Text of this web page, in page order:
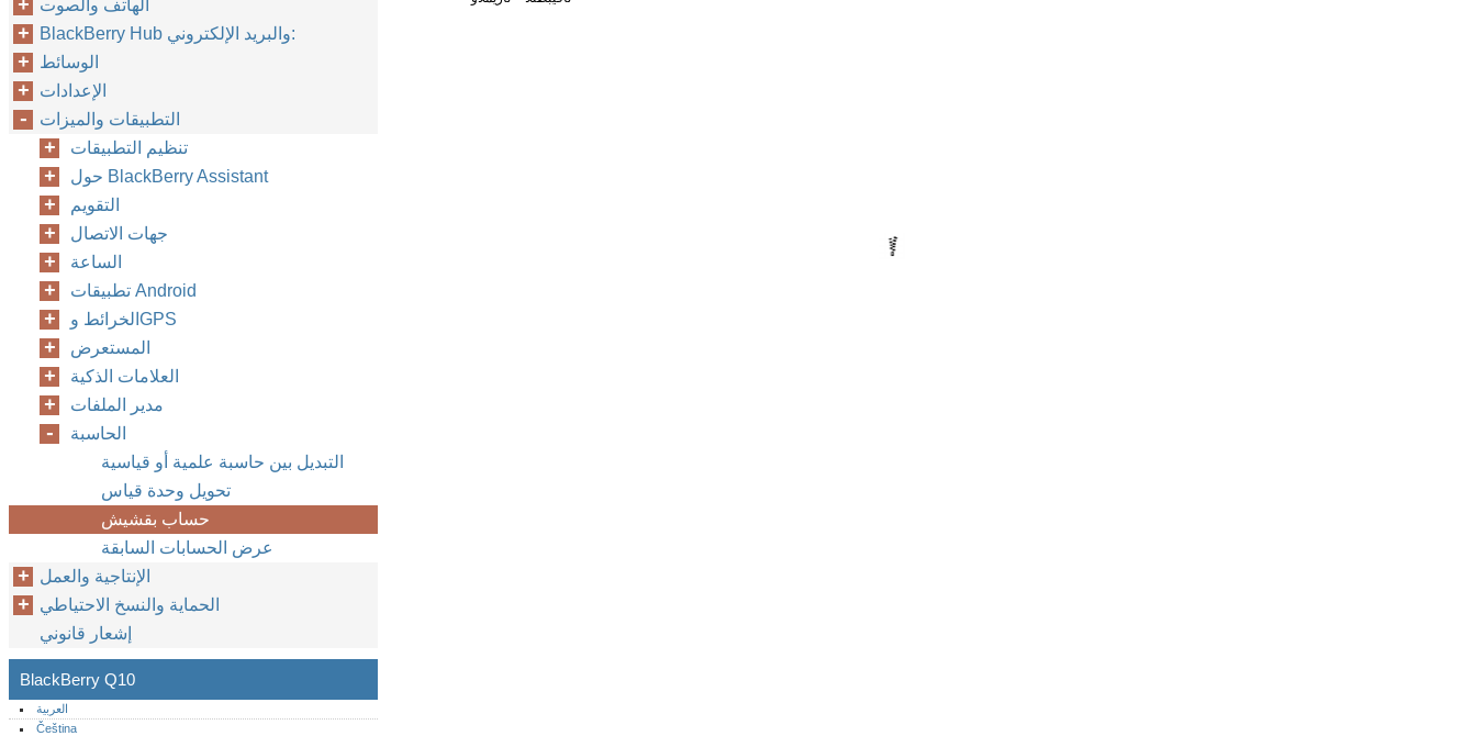
الهاتف والصوت
BlackBerry Hub والبريد الإلكتروني:
الوسائط
الإعدادات
التطبيقات والميزات
تنظيم التطبيقات
حول BlackBerry Assistant
التقويم
جهات الاتصال
الساعة
تطبيقات Android
الخرائط وGPS
المستعرض
العلامات الذكية
مدير الملفات
الحاسبة
التبديل بين حاسبة علمية أو قياسية
تحويل وحدة قياس
حساب بقشيش
عرض الحسابات السابقة
الإنتاجية والعمل
الحماية والنسخ الاحتياطي
إشعار قانوني
BlackBerry Q10
العربية
Čeština